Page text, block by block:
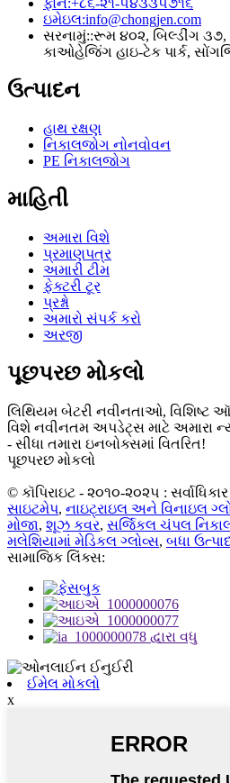
ફોન:+૮૬-૨૧-૫૪૩૩૫૭૧૬
ઇમેઇલ:info@chongjen.com
સરનામું::રૂમ ૪૦૨, બિલ્ડીંગ
કાઓહેજિંગ હાઇ-ટેક પાર્ક,
ઉત્પાદન
હાથ રક્ષણ
નિકાલજોગ નોનવોવન
PE નિકાલજોગ
માહિતી
અમારા વિશે
પ્રમાણપત્ર
અમારી ટીમ
ફેક્ટરી ટૂર
પ્રશ્નો
અમારો સંપર્ક કરો
અરજી
પૂછપરછ મોકલો
લિથિયમ બેટરી નવીનતાઓ, વિશિષ્ટ
વિશે નવીનતમ અપડેટ્સ માટે અમારા
- સીધા તમારા ઇનબોક્સમાં વિતરિત!
પૂછપરછ મોકલો
© કૉપિરાઇટ - ૨૦૧૦-૨૦૨૫ :
સાઇટમેપ, નાઇટ્રાઇલ અને વિનાઇલ
મોજા, શૂઝ કવર, સર્જિકલ ચંપલ
મલેશિયામાં મેડિકલ ગ્લોવ્સ, બધા
સામાજિક લિંક્સ:
ઈમેલ મોકલો
x